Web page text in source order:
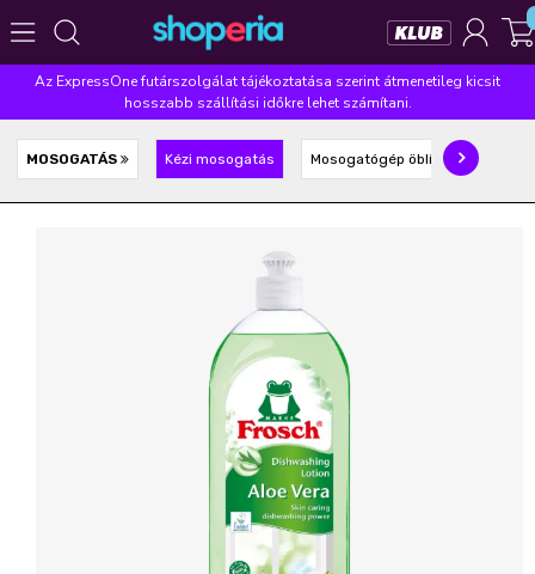
Népszerű kategóriák
Szépségápolás Élelmiszer Mosás Mosogatás
Takarítás Baba-mama Háztartás
Violeta Coccolino
lenor finish pampers
Az ExpressOne futárszolgálat tájékoztatása szerint átmenetileg kicsit
hosszabb szállítási időkre lehet számítani.
MOSOGATÁS Kézi mosogatás Mosogatógép öblítő, só,